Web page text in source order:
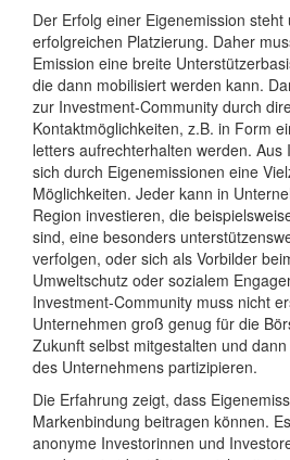
Der Erfolg einer Eigenemission
erfolgreichen Platzierung. Daher
Emission eine breite
die dann mobilisiert werden kann.
zur Investment-Community durch
Kontaktmöglichkeiten, z.B. in Form
letters aufrechterhalten werden. Aus
sich durch Eigenemissionen eine
Möglichkeiten. Jeder kann in
Region investieren, die
sind, eine besonders
verfolgen, oder sich als Vorbilder
Umweltschutz oder sozialem
Investment-Community muss nicht
Unternehmen groß genug für die
Zukunft selbst mitgestalten und
des Unternehmens partizipieren.
Die Erfahrung zeigt, dass
Markenbindung beitragen können.
anonyme Investorinnen und